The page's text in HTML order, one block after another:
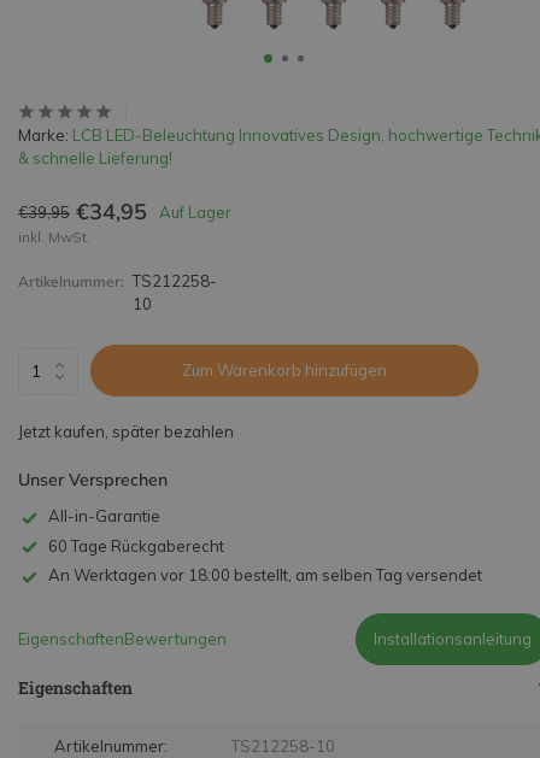
Marke: LCB LED-Beleuchtung Innovatives Design, hochwertige
& schnelle Lieferung!
€39,95 €34,95 Auf Lager
inkl. MwSt.
Artikelnummer: TS212258-
10
Zum Warenkorb hinzufügen
Jetzt kaufen, später bezahlen
Unser Versprechen
All-in-Garantie
60 Tage Rückgaberecht
An Werktagen vor 18:00 bestellt, am selben Tag versendet
EigenschaftenBewertungen Installationsanleitung
Eigenschaften
Artikelnummer: TS212258-10